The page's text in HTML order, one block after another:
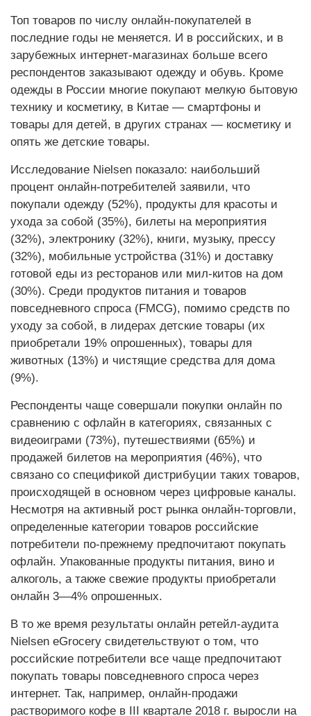
Топ товаров по числу онлайн-покупателей в
последние годы не меняется. И в российских, и в
зарубежных интернет-магазинах больше всего
респондентов заказывают одежду и обувь. Кроме
одежды в России многие покупают мелкую бытовую
технику и косметику, в Китае — смартфоны и
товары для детей, в других странах — косметику и
опять же детские товары.
Исследование Nielsen показало: наибольший
процент онлайн-потребителей заявили, что
покупали одежду (52%), продукты для красоты и
ухода за собой (35%), билеты на мероприятия
(32%), электронику (32%), книги, музыку, прессу
(32%), мобильные устройства (31%) и доставку
готовой еды из ресторанов или мил-китов на дом
(30%). Среди продуктов питания и товаров
повседневного спроса (FMCG), помимо средств по
уходу за собой, в лидерах детские товары (их
приобретали 19% опрошенных), товары для
животных (13%) и чистящие средства для дома
(9%).
Респонденты чаще совершали покупки онлайн по
сравнению с офлайн в категориях, связанных с
видеоиграми (73%), путешествиями (65%) и
продажей билетов на мероприятия (46%), что
связано со спецификой дистрибуции таких товаров,
происходящей в основном через цифровые каналы.
Несмотря на активный рост рынка онлайн-торговли,
определенные категории товаров российские
потребители по-прежнему предпочитают покупать
офлайн. Упакованные продукты питания, вино и
алкоголь, а также свежие продукты приобретали
онлайн 3—4% опрошенных.
В то же время результаты онлайн ретейл-аудита
Nielsen eGrocery свидетельствуют о том, что
российские потребители все чаще предпочитают
покупать товары повседневного спроса через
интернет. Так, например, онлайн-продажи
растворимого кофе в III квартале 2018 г. выросли на